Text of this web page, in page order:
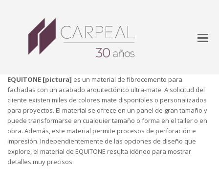
EQUITONE [pictura] es un material de fibrocemento para
fachadas con un acabado arquitectónico ultra-mate. A solicitud del
cliente existen miles de colores mate disponibles o personalizados
para proyectos. El material se ofrece en un panel de gran tamaño y
puede transformarse en cualquier tamaño o forma en el taller o en
obra. Además, este material permite procesos de perforación e
impresión. Independientemente de las opciones de diseño que
explore, el material de EQUITONE resulta idóneo para mostrar
detalles muy precisos.